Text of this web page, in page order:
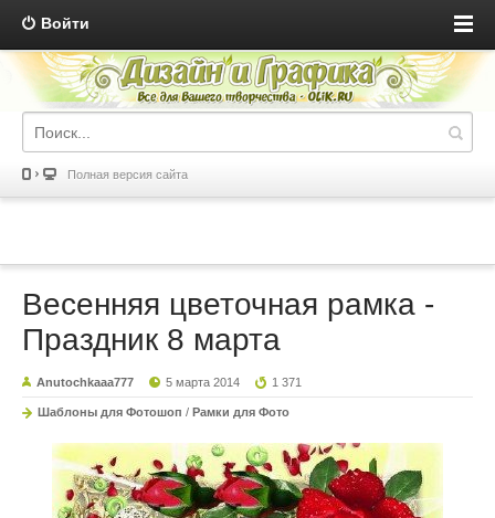
Войти
Полная версия сайта
Весенняя цветочная рамка -
Праздник 8 марта
Anutochkaaa777 5 марта 2014 1 371
Шаблоны для Фотошоп / Рамки для Фото